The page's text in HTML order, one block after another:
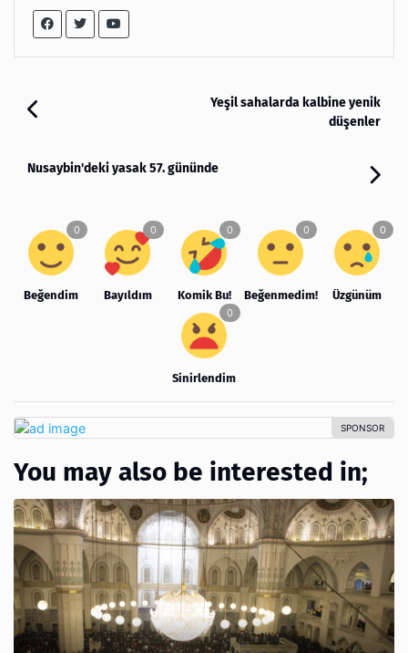
Yeşil sahalarda kalbine yenik
düşenler
Nusaybin'deki yasak 57. gününde
Beğendim Bayıldım Komik Bu! Beğenmedim! Üzgünüm
Sinirlendim
You may also be interested in;